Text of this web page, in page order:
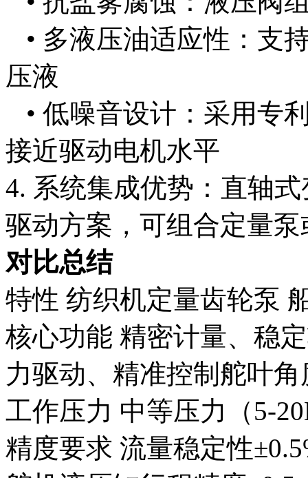
• 多液压油适应性：支
压液
• 低噪音设计：采用专
接近驱动电机水平
4. 系统集成优势：直轴
驱动方案，可组合定量
对比总结
特性 纺织机定量齿轮泵
核心功能 精密计量、稳
力驱动、精准控制舵叶角
工作压力 中等压力（5-
精度要求 流量稳定性